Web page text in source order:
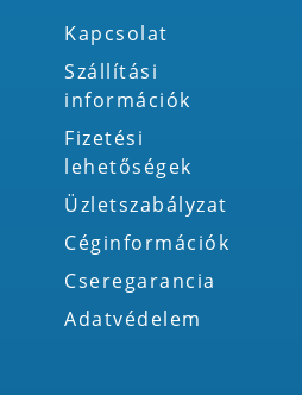
Kapcsolat
Szállítási
információk
Fizetési
lehetőségek
Üzletszabályzat
Céginformációk
Cseregarancia
Adatvédelem